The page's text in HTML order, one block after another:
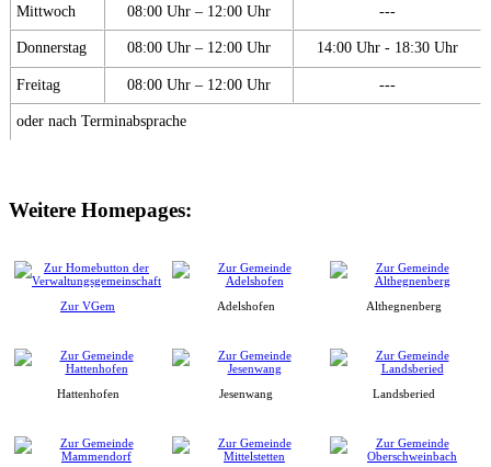
Mittwoch 08:00 Uhr – 12:00 Uhr ---
Donnerstag 08:00 Uhr – 12:00 Uhr 14:00 Uhr - 18:30 Uhr
Freitag 08:00 Uhr – 12:00 Uhr ---
oder nach Terminabsprache
Weitere Homepages:
Zur VGem Adelshofen Althegnenberg
Hattenhofen Jesenwang Landsberied